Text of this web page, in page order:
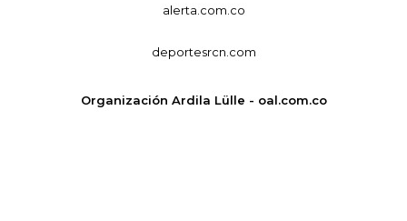
alerta.com.co
deportesrcn.com
Organización Ardila Lülle - oal.com.co